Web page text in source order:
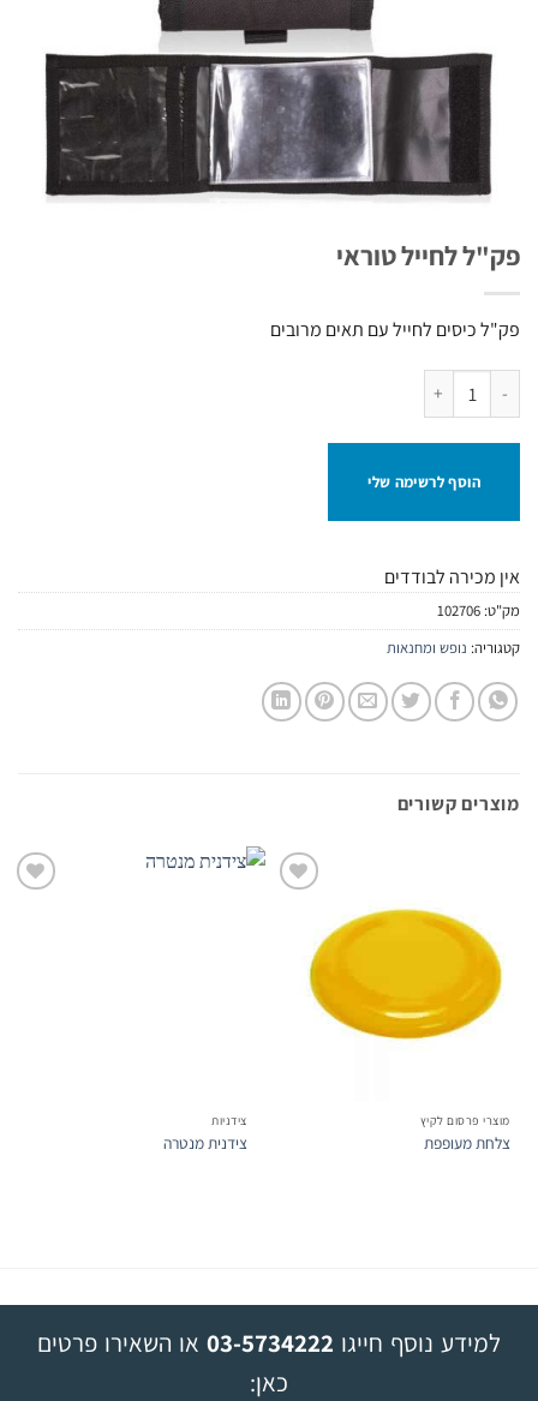
פק"ל לחייל טוראי
פק"ל כיסים לחייל עם תאים מרובים
כמות של פק"ל לחייל טוראי
הוסף לרשימה שלי
אין מכירה לבודדים
מק"ט: 102706
קטגוריה: נופש ומחנאות
מוצרים קשורים
מוצרי פרסום לקיץ
צלחת מעופפת
צידניות
צידנית מנטרה
למידע נוסף חייגו 03-5734222 או השאירו פרטים
כאן: